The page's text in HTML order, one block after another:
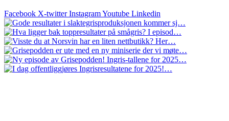
Facebook X-twitter InstagramYoutube Linkedin